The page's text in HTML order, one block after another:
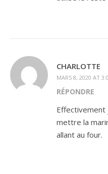
CHARLOTTE
MARS 8, 2020 AT
RÉPONDRE
Effectivement
mettre la
allant au four.